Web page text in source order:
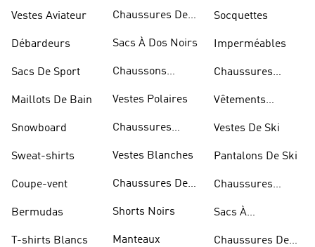
Vestes Aviateur
Débardeurs
Sacs De Sport
Maillots De Bain
Snowboard
Sweat-shirts
Coupe-vent
Bermudas
T-shirts Blancs
Chaussures De
Sacs À Dos Noirs
Chaussons
Vestes Polaires
Chaussures
Vestes Blanches
Chaussures De
Shorts Noirs
Manteaux
Socquettes
Imperméables
Chaussures
Vêtements
Vestes De Ski
Pantalons De Ski
Chaussures
Sacs À
Chaussures De